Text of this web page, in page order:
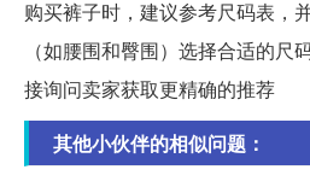
购买裤子时，建议参考尺码表，
（如腰围和臀围）选择合适的尺
接询问卖家获取更精确的推荐
其他小伙伴的相似问题：